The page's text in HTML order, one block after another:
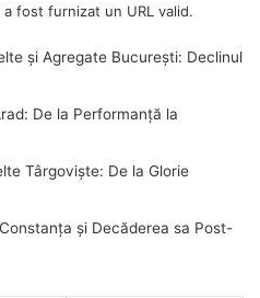
a fost furnizat un URL valid.
și Agregate București: Declinul
De la Performanță la
Târgoviște: De la Glorie
și Decăderea sa Post-